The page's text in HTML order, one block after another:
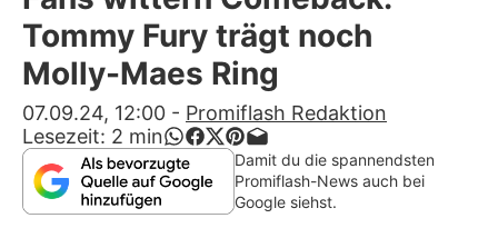
Alle Themen auf Promiflash
Jobs
App runterladen
Team
Redaktionelle Richtlinien
Tommy Fury trägt noch
Molly-Maes Ring
07.09.24, 12:00 - Promiflash Redaktion
Lesezeit: 2 min
Damit du die spannendsten
Promiflash-News auch bei
Google siehst.